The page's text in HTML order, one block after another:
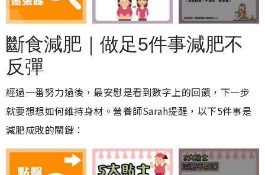
斷食減肥｜做足5件事減肥不
反彈
經過一番努力過後，最安慰是看到數字上的回饋，下一步
就要想想如何維持身材。營養師Sarah提醒，以下5件事是
減肥成敗的關鍵：